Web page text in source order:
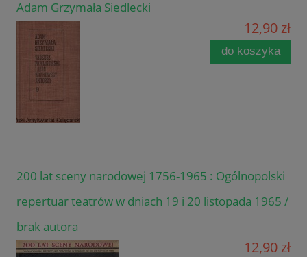
Adam Grzymała Siedlecki
12,90 zł
do koszyka
200 lat sceny narodowej 1756-1965 : Ogólnopolski
repertuar teatrów w dniach 19 i 20 listopada 1965 /
brak autora
12,90 zł